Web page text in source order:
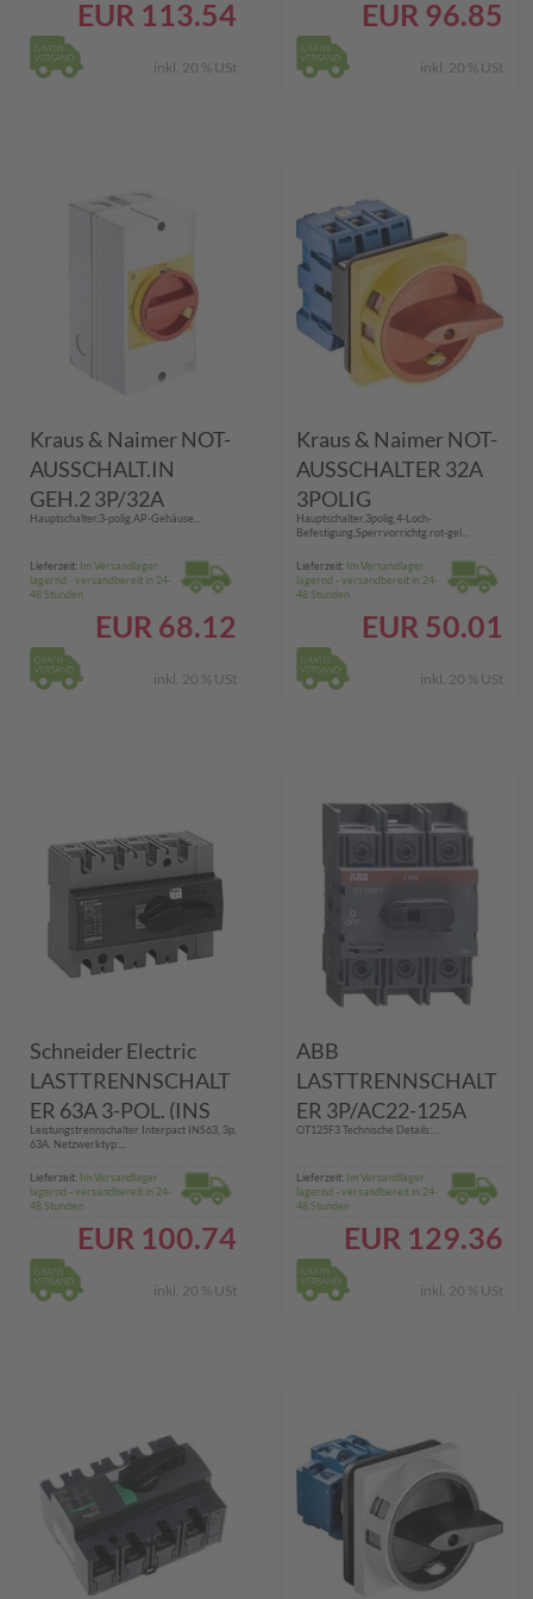
EUR 113.54
inkl. 20 % USt
EUR 96.85
inkl. 20 % USt
Kraus & Naimer NOT-
AUSSCHALT.IN
GEH.2 3P/32A
(KG32.T203/33.KL11
V)
Hauptschalter,3-polig,AP-Gehäuse...
Lieferzeit: Im Versandlager
lagernd - versandbereit in 24-
48 Stunden
EUR 68.12
inkl. 20 % USt
Kraus & Naimer NOT-
AUSSCHALTER 32A
3POLIG
(KG32B.T203/01.E)
Hauptschalter,3polig,4-Loch-
Befestigung,Sperrvorrichtg.rot-gel...
Lieferzeit: Im Versandlager
lagernd - versandbereit in 24-
48 Stunden
EUR 50.01
inkl. 20 % USt
Schneider Electric
LASTTRENNSCHALT
ER 63A 3-POL. (INS
63 INTERPACT)
Leistungstrennschalter Interpact INS63, 3p,
63A. Netzwerktyp:...
Lieferzeit: Im Versandlager
lagernd - versandbereit in 24-
48 Stunden
EUR 100.74
inkl. 20 % USt
ABB
LASTTRENNSCHALT
ER 3P/AC22-125A
(OT125F3
/BODENEINBAU)
OT125F3 Technische Details:...
Lieferzeit: Im Versandlager
lagernd - versandbereit in 24-
48 Stunden
EUR 129.36
inkl. 20 % USt